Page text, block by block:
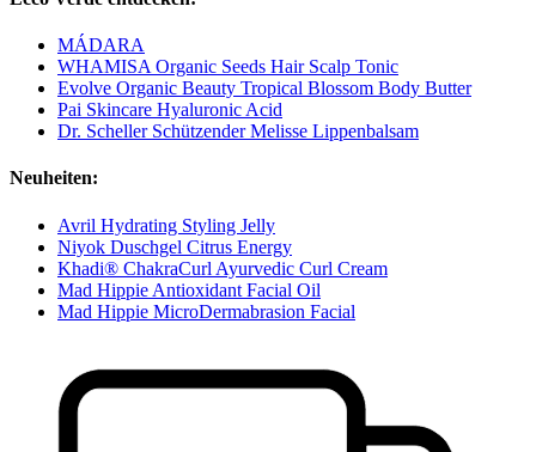
MÁDARA
WHAMISA Organic Seeds Hair Scalp Tonic
Evolve Organic Beauty Tropical Blossom Body Butter
Pai Skincare Hyaluronic Acid
Dr. Scheller Schützender Melisse Lippenbalsam
Neuheiten:
Avril Hydrating Styling Jelly
Niyok Duschgel Citrus Energy
Khadi® ChakraCurl Ayurvedic Curl Cream
Mad Hippie Antioxidant Facial Oil
Mad Hippie MicroDermabrasion Facial